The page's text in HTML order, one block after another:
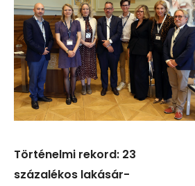
Történelmi rekord: 23
százalékos lakásár-